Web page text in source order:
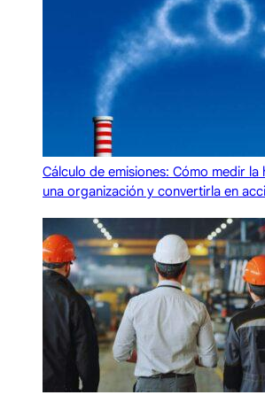
Cálculo de emisiones: Cómo medir la
una organización y convertirla en